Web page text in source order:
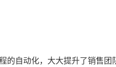
的自动化，大大提升了销售团